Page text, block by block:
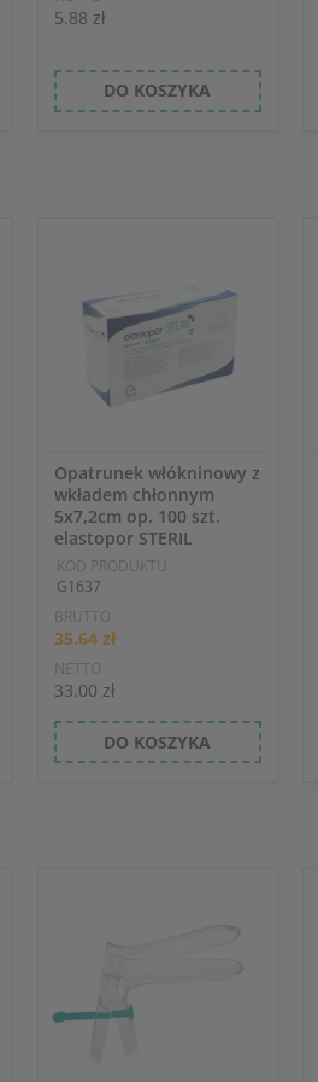
5.88 zł
DO KOSZYKA
Opatrunek włókninowy z
wkładem chłonnym
5x7,2cm op. 100 szt.
elastopor STERIL
KOD PRODUKTU:
G1637
BRUTTO
35.64 zł
NETTO
33.00 zł
DO KOSZYKA